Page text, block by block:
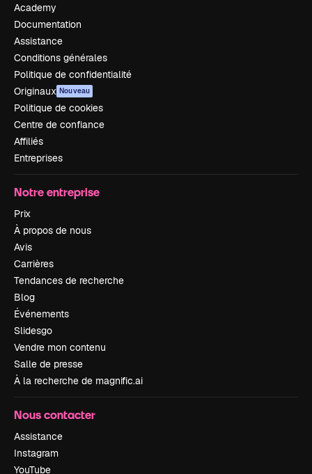
Academy
Documentation
Assistance
Conditions générales
Politique de confidentialité
Originaux Nouveau
Politique de cookies
Centre de confiance
Affiliés
Entreprises
Notre entreprise
Prix
À propos de nous
Avis
Carrières
Tendances de recherche
Blog
Événements
Slidesgo
Vendre mon contenu
Salle de presse
À la recherche de magnific.ai
Nous contacter
Assistance
Instagram
YouTube